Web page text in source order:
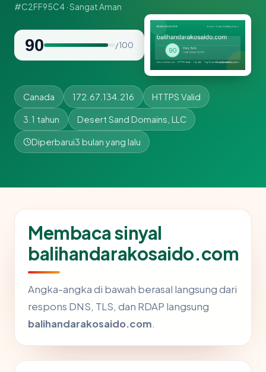
#C2FF95C4 · Sangat Aman
90 / 100
Canada 172.67.134.216 HTTPS Valid
3.1 tahun Desert Sand Domains, LLC
Diperbarui3 bulan yang lalu
Membaca sinyal
balihandarakosaido.com
Angka-angka di bawah berasal langsung dari
respons DNS, TLS, dan RDAP langsung
balihandarakosaido.com.